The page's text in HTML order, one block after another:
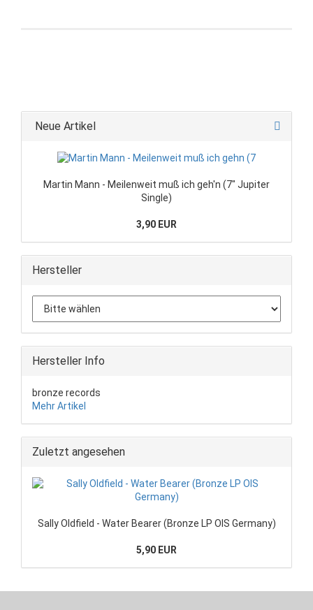
Neue Artikel
Martin Mann - Meilenweit muß ich geh'n (7" Jupiter
Single)
3,90 EUR
Hersteller
Hersteller Info
bronze records
Mehr Artikel
Zuletzt angesehen
Sally Oldfield - Water Bearer (Bronze LP OIS Germany)
5,90 EUR